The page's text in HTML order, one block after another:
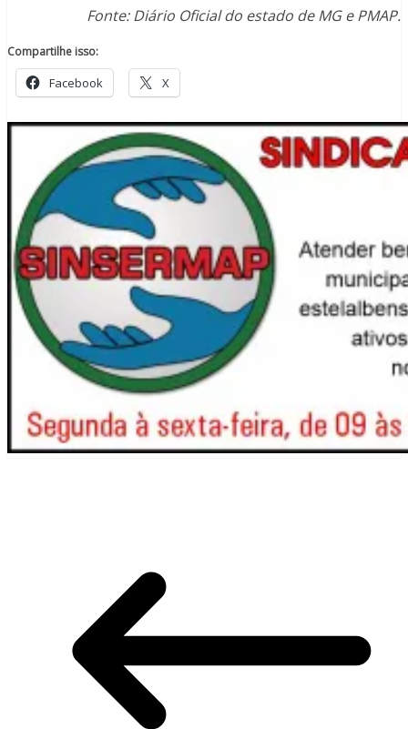
Fonte: Diário Oficial do estado de MG e PMAP.
Compartilhe isso:
Facebook X